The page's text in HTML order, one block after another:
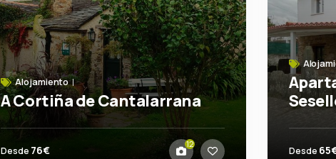
Alojamiento
A Cortiña de Cantalarrana
Ribadeo
Desde 76€ 12
Desde